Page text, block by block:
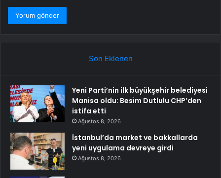
Son Eklenen
Yeni Parti’nin ilk büyükşehir belediyesi
Manisa oldu: Besim Dutlulu CHP’den
istifa etti
Ağustos 8, 2026
İstanbul’da market ve bakkallarda
yeni uygulama devreye girdi
Ağustos 8, 2026